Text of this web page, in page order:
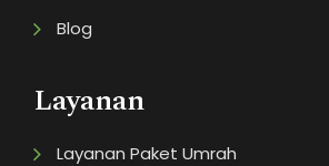
Blog
Layanan
Layanan Paket Umrah